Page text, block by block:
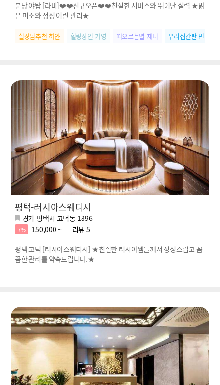
분당 야탑 [라비]❤️❤️신규오픈❤️❤️친절한 서비스와 뛰어난 실력 ★밝
은 미소와 정성 어린 관리★
실장님추천 하얀 힐링장인 가영 떠오르는별 제니 우리집간판 민지
평택-러시아스웨디시
경기 평택시 고덕동 1896
7% 150,000 ~ 리뷰 5
평택 고덕 [러시아스웨디시] ★친절한 러시아쌤들께서 정성스럽고 꼼
꼼한 관리를 약속드립니다.★